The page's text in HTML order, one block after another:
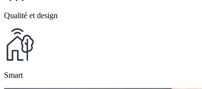
Qualité et design
Smart